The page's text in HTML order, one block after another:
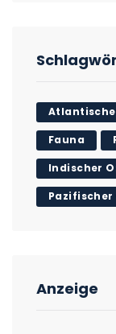
Fauna
Indischer
Pazifischer
Anzeige